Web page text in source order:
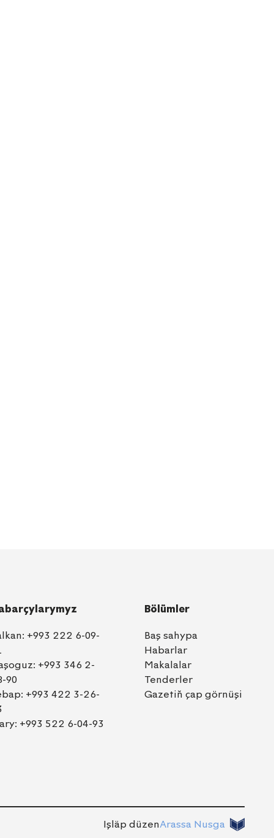
+993 222 6-09-
+993 346 2-
90
+993 422 3-26-
+993 522 6-04-93
Bölümler
Baş sahypa
Habarlar
Makalalar
Tenderler
Gazetiň çap görnüşi
Işläp düzenArassa Nusga